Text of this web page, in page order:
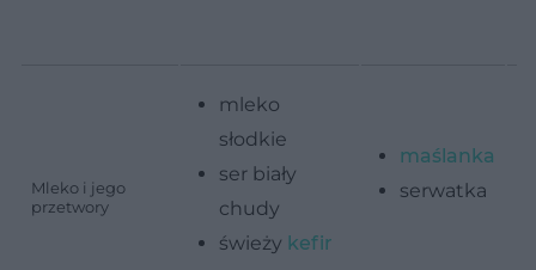
Mleko i jego
przetwory
mleko
słodkie
ser biały
chudy
świeży kefir
maślanka
serwatka